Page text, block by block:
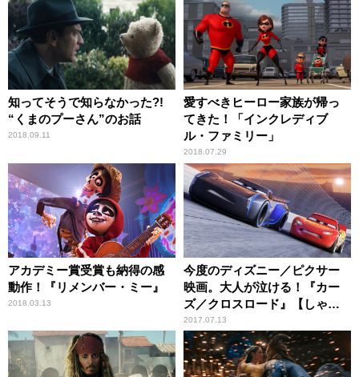
知ってそうで知らなかった?!
“くまのプーさん”のお話
2018.09.11
愛すべきヒーロー家族が帰っ
てきた！「インクレディブ
ル・ファミリー」
2018.07.29
アカデミー賞受賞も納得の感
動作！『リメンバー・ミー』
2018.03.13
今度のディズニー／ピクサー
映画。大人が泣ける！『カー
ズ／クロスロード』【しゃベ
ルシネマ by 八雲ふみね・第
238回】
2017.07.13